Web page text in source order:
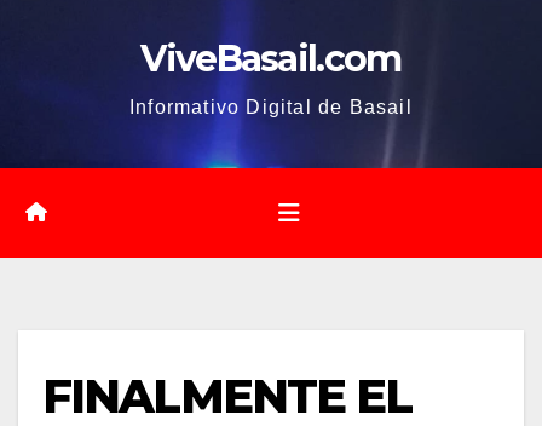
ViveBasail.com
Informativo Digital de Basail
FINALMENTE EL